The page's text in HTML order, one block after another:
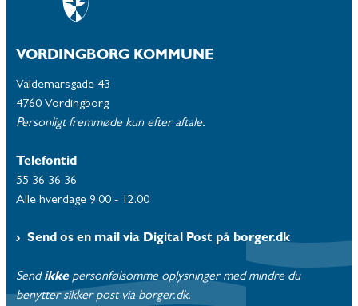
VORDINGBORG KOMMUNE
Valdemarsgade 43
4760 Vordingborg
Personligt fremmøde kun efter aftale.
Telefontid
55 36 36 36
Alle hverdage 9.00 - 12.00
Send os en mail via Digital Post på borger.dk
Send ikke personfølsomme oplysninger med mindre du
benytter sikker post via borger.dk.